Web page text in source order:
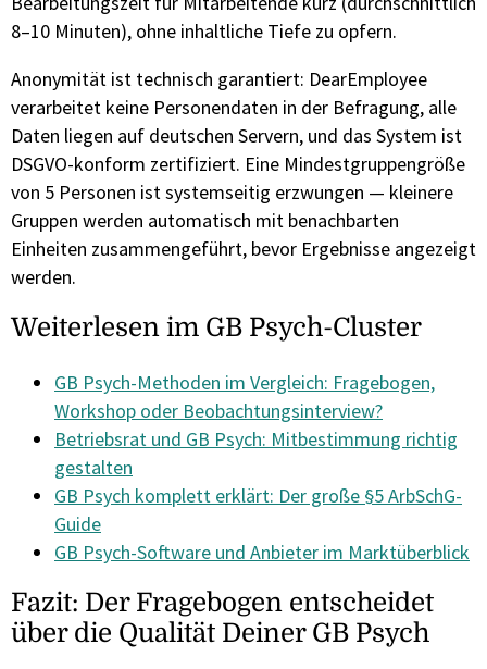
8–10 Minuten), ohne inhaltliche Tiefe zu opfern.
Anonymität ist technisch garantiert: DearEmployee
verarbeitet keine Personendaten in der Befragung, alle
Daten liegen auf deutschen Servern, und das System ist
DSGVO-konform zertifiziert. Eine Mindestgruppengröße
von 5 Personen ist systemseitig erzwungen — kleinere
Gruppen werden automatisch mit benachbarten
Einheiten zusammengeführt, bevor Ergebnisse angezeigt
werden.
Weiterlesen im GB Psych-Cluster
GB Psych-Methoden im Vergleich: Fragebogen,
Workshop oder Beobachtungsinterview?
Betriebsrat und GB Psych: Mitbestimmung richtig
gestalten
GB Psych komplett erklärt: Der große §5 ArbSchG-
Guide
GB Psych-Software und Anbieter im Marktüberblick
Fazit: Der Fragebogen entscheidet
über die Qualität Deiner GB Psych